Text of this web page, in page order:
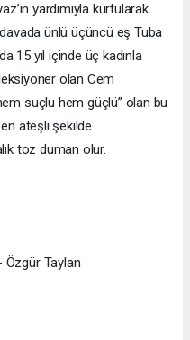
yardımıyla kurtularak
davada ünlü üçüncü eş Tuba
15 yıl içinde üç kadınla
olan Cem
suçlu hem güçlü” olan bu
ateşli şekilde
toz duman olur.
Özgür Taylan